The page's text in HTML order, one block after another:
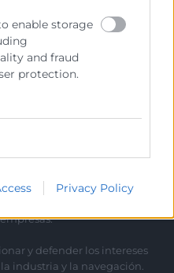
enable storage
and fraud
protection.
Privacy Policy
Públicas, dedicada a:
y defender los intereses
industria y la navegación.